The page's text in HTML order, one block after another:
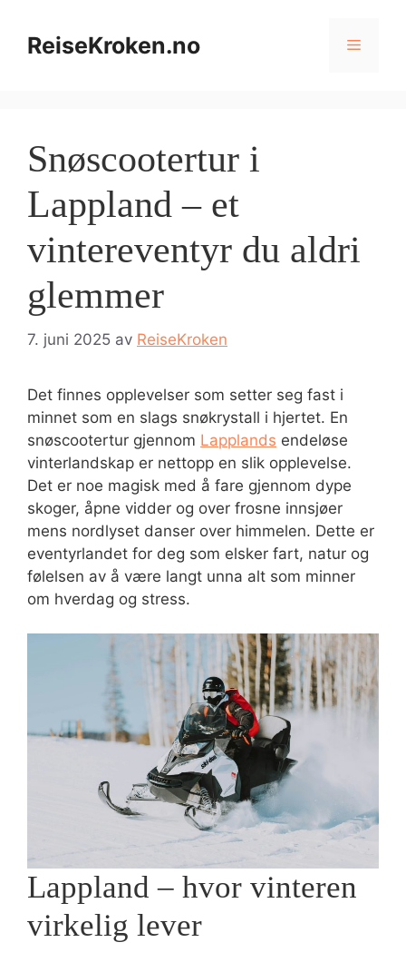
innholdReiseKroken.no Meny
Snøscootertur i
Lappland – et
vintereventyr du aldri
glemmer
7. juni 2025 av ReiseKroken
Det finnes opplevelser som setter seg fast i
minnet som en slags snøkrystall i hjertet. En
snøscootertur gjennom Lapplands endeløse
vinterlandskap er nettopp en slik opplevelse.
Det er noe magisk med å fare gjennom dype
skoger, åpne vidder og over frosne innsjøer
mens nordlyset danser over himmelen. Dette er
eventyrlandet for deg som elsker fart, natur og
følelsen av å være langt unna alt som minner
om hverdag og stress.
Lappland – hvor vinteren
virkelig lever